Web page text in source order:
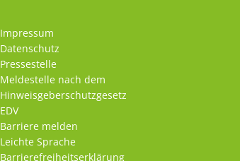
Impressum
Datenschutz
Pressestelle
Meldestelle nach dem
Hinweisgeberschutzgesetz
EDV
Barriere melden
Leichte Sprache
Barrierefreiheitserklärung